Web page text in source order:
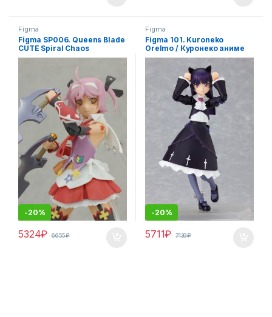
Figma
Figma SP006. Queens Blade
CUTE Spiral Chaos
-20%
5324₽ 6655₽
Figma
Figma 101. Kuroneko
OreImo / Куронеко аниме
фигурка
-20%
5711₽ 7139₽